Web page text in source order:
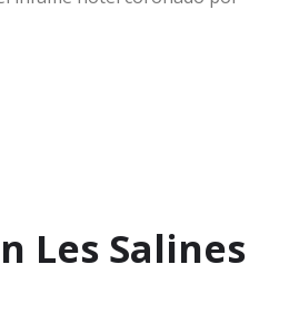
Les Salines